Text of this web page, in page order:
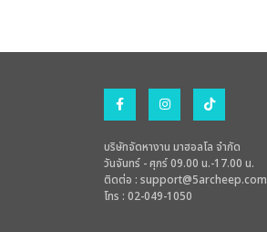
บริษัทจัดหางาน มาฮอลโล จำกัด
วันจันทร์ - ศุกร์ 09.00 น.-17.00 น.
ติดต่อ : support@5archeep.com
โทร : 02-049-1050